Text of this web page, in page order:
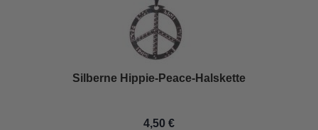
Silberne Hippie-Peace-Halskette
4,50 €